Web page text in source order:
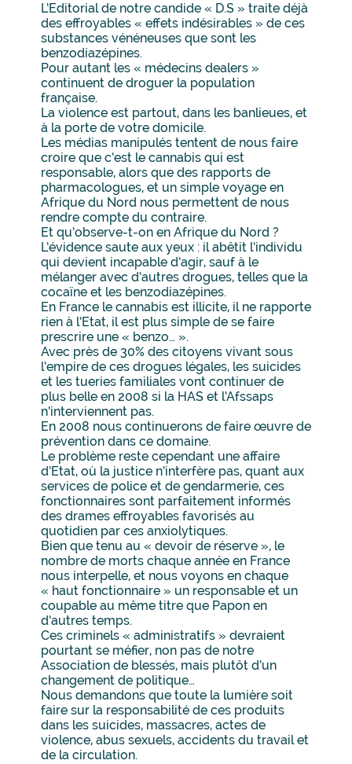
L’Editorial de notre candide « D.S » traite déjà
des effroyables « effets indésirables » de ces
substances vénéneuses que sont les
benzodiazépines.
Pour autant les « médecins dealers »
continuent de droguer la population
française.
La violence est partout, dans les banlieues, et
à la porte de votre domicile.
Les médias manipulés tentent de nous faire
croire que c’est le cannabis qui est
responsable, alors que des rapports de
pharmacologues, et un simple voyage en
Afrique du Nord nous permettent de nous
rendre compte du contraire.
Et qu’observe-t-on en Afrique du Nord ?
L’évidence saute aux yeux : il abêtit l’individu
qui devient incapable d’agir, sauf à le
mélanger avec d’autres drogues, telles que la
cocaïne et les benzodiazépines.
En France le cannabis est illicite, il ne rapporte
rien à l’Etat, il est plus simple de se faire
prescrire une « benzo… ».
Avec près de 30% des citoyens vivant sous
l’empire de ces drogues légales, les suicides
et les tueries familiales vont continuer de
plus belle en 2008 si la HAS et l’Afssaps
n’interviennent pas.
En 2008 nous continuerons de faire œuvre de
prévention dans ce domaine.
Le problème reste cependant une affaire
d’Etat, où la justice n’interfère pas, quant aux
services de police et de gendarmerie, ces
fonctionnaires sont parfaitement informés
des drames effroyables favorisés au
quotidien par ces anxiolytiques.
Bien que tenu au « devoir de réserve », le
nombre de morts chaque année en France
nous interpelle, et nous voyons en chaque
« haut fonctionnaire » un responsable et un
coupable au même titre que Papon en
d’autres temps.
Ces criminels « administratifs » devraient
pourtant se méfier, non pas de notre
Association de blessés, mais plutôt d’un
changement de politique…
Nous demandons que toute la lumière soit
faire sur la responsabilité de ces produits
dans les suicides, massacres, actes de
violence, abus sexuels, accidents du travail et
de la circulation.